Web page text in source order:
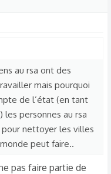
au rsa ont des
mais pourquoi
de l’état (en tant
personnes au rsa
nettoyer les villes
peut faire..
pas faire partie de